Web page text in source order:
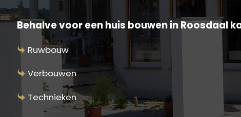
Behalve voor een huis bouwen in Roosdaal
Ruwbouw
Verbouwen
Technieken